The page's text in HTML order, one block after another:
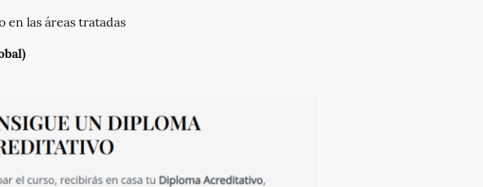
las áreas tratadas